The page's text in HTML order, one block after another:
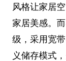
风格让家居
家居美感。
级，采用宽
义储存模式